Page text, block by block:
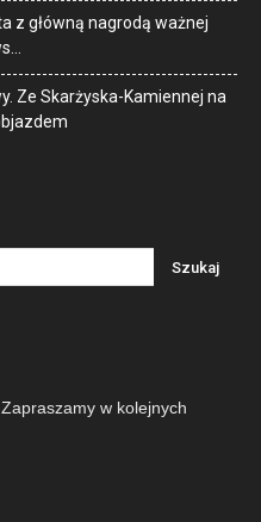
z główną nagrodą ważnej
Ze Skarżyska-Kamiennej na
w kolejnych